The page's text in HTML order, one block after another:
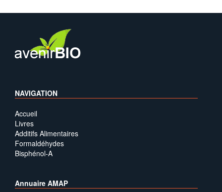
NAVIGATION
Accueil
Livres
Additifs Alimentaires
Formaldéhydes
Bisphénol-A
Annuaire AMAP